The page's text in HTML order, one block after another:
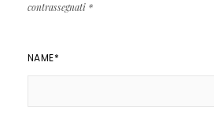
contrassegnati *
NAME*